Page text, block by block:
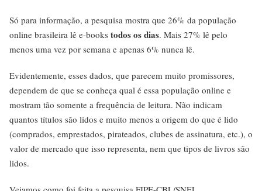
Só para informação, a pesquisa mostra que 26% da população
online brasileira lê e-books todos os dias. Mais 27% lê pelo
menos uma vez por semana e apenas 6% nunca lê.
Evidentemente, esses dados, que parecem muito promissores,
dependem de que se conheça qual é essa população online e
mostram tão somente a frequência de leitura. Não indicam
quantos títulos são lidos e muito menos a origem do que é lido
(comprados, emprestados, pirateados, clubes de assinatura, etc.), o
valor de mercado que isso representa, nem que tipos de livros são
lidos.